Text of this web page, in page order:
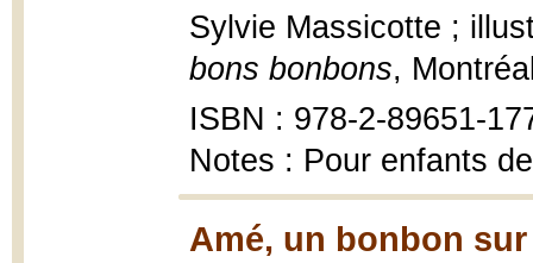
Sylvie Massicotte ;
bons bonbons,
ISBN : 978-2-89651-
Notes : Pour enfants
Amé, un bonbon